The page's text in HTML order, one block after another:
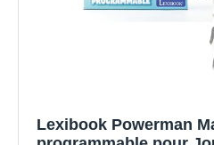
Lexibook Powerman